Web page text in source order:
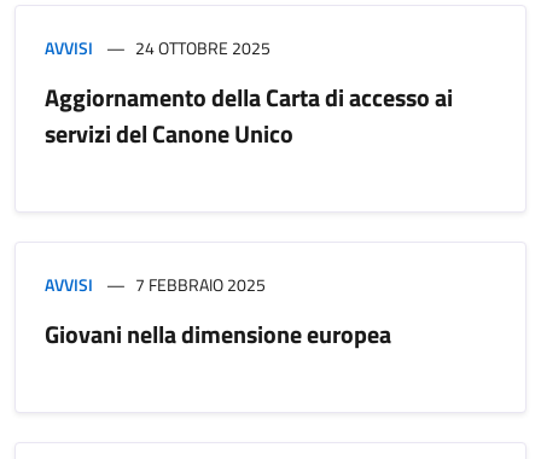
AVVISI 24 OTTOBRE 2025
Aggiornamento della Carta di accesso ai
servizi del Canone Unico
AVVISI 7 FEBBRAIO 2025
Giovani nella dimensione europea